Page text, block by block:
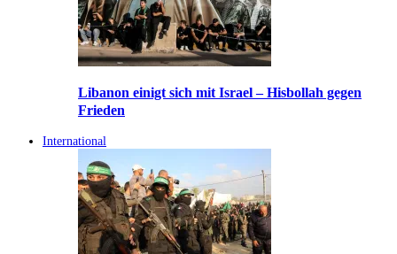
Libanon einigt sich mit Israel – Hisbollah gegen
Frieden
International